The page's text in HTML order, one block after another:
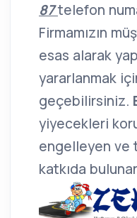
87telefon
Firmamızın
esas alarak
yararlanmak
geçebilirsiniz.
yiyecekleri
engelleyen ve
katkıda